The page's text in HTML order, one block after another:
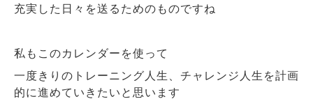
充実した日々を送るためのものですね
私もこのカレンダーを使って
一度きりのトレーニング人生、チャレンジ人生を計画
的に進めていきたいと思います